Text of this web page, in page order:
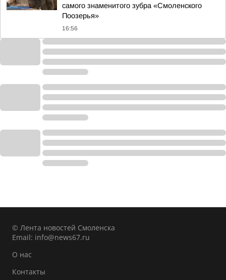
самого знаменитого зубра «Смоленского
Поозерья»
16:56
© Лента новостей Смоленска
Email: info@news67.ru
О нас
Контакты